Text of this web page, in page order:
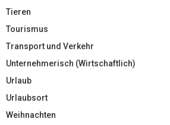
Tieren
Tourismus
Transport und Verkehr
Unternehmerisch (Wirtschaftlich)
Urlaub
Urlaubsort
Weihnachten